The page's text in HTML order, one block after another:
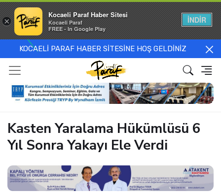
KOCAELİ PARAF HABER SİTESİNE HOŞ GELDİNİZ
Kasten Yaralama Hükümlüsü 6
Yıl Sonra Yakayı Ele Verdi
×
Kocaeli Paraf Haber Sitesi
Kocaeli Paraf
FREE - In Google Play
İNDİR